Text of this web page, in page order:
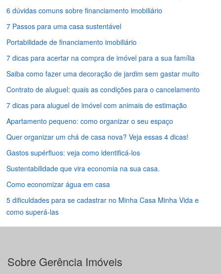
6 dúvidas comuns sobre financiamento imobiliário
7 Passos para uma casa sustentável
Portabilidade de financiamento imobiliário
7 dicas para acertar na compra de imóvel para a sua família
Saiba como fazer uma decoração de jardim sem gastar muito
Contrato de aluguel: quais as condições para o cancelamento
7 dicas para aluguel de imóvel com animais de estimação
Apartamento pequeno: como organizar o seu espaço
Quer organizar um chá de casa nova? Veja essas 4 dicas!
Gastos supérfluos: veja como identificá-los
Sustentabilidade que vira economia na sua casa.
Como economizar água em casa
5 dificuldades para se cadastrar no Minha Casa Minha Vida e
como superá-las
Sobre Gerência Imóveis